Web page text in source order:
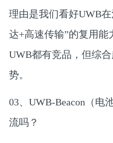
理由是我们看好UWB
达+高速传输”的复用能
UWB都有竞品，但综
势。
03、 UWB-Beacon（电
流吗？